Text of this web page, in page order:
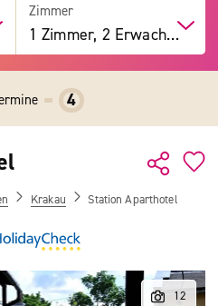
Zimmer
1 Zimmer, 2 Erwachsene
4
Krakau Station Aparthotel